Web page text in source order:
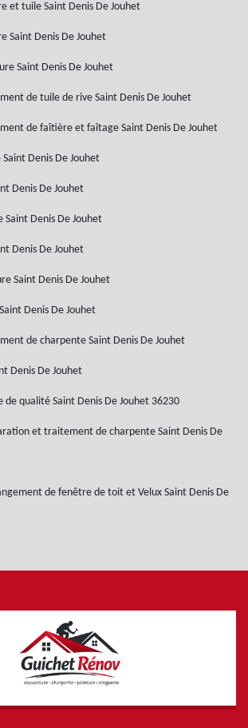
et tuile Saint Denis De Jouhet
Saint Denis De Jouhet
Saint Denis De Jouhet
de tuile de rive Saint Denis De Jouhet
de faîtière et faîtage Saint Denis De Jouhet
Denis De Jouhet
Denis De Jouhet
Denis De Jouhet
Denis De Jouhet
Saint Denis De Jouhet
Denis De Jouhet
de charpente Saint Denis De Jouhet
Denis De Jouhet
de qualité Saint Denis De Jouhet 36230
et traitement de charpente Saint Denis De
de fenêtre de toit et Velux Saint Denis De